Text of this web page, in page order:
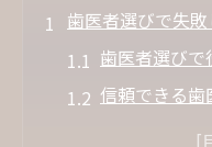
歯医者選びで失
歯医者選び
信頼できる歯
歯医者でよ